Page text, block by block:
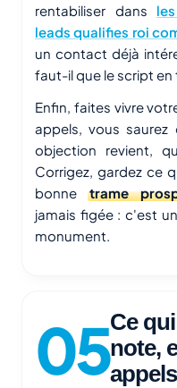
rentabiliser dans
leads qualifies roi
un contact déjà
faut-il que le script
Enfin, faites vivre
appels, vous
objection revient,
Corrigez, gardez ce
bonnetrame
jamais figée : c'est
monument.
Ce
note,
appels